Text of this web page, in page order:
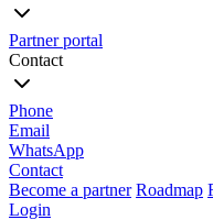
Partner portal
Contact
Phone
Email
WhatsApp
Contact
Become a partner Roadmap
Login